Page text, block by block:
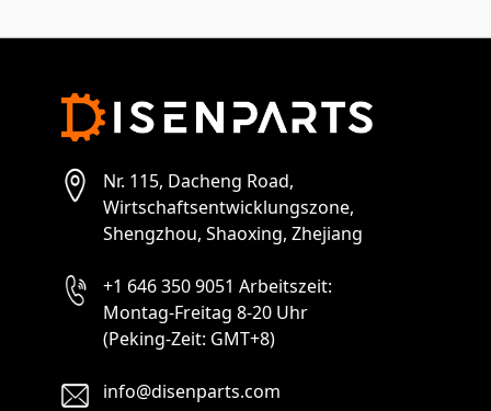
Nr. 115, Dacheng Road,
Wirtschaftsentwicklungszone,
Shengzhou, Shaoxing, Zhejiang
+1 646 350 9051 Arbeitszeit:
Montag-Freitag 8-20 Uhr
(Peking-Zeit: GMT+8)
info@disenparts.com